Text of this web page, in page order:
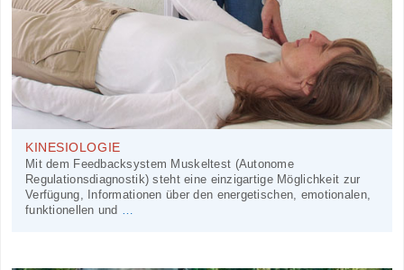
KINESIOLOGIE
Mit dem Feedbacksystem Muskeltest (Autonome
Regulationsdiagnostik) steht eine einzigartige Möglichkeit zur
Verfügung, Informationen über den energetischen, emotionalen,
funktionellen und …